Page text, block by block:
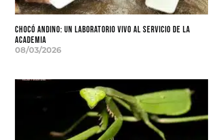
CHOCÓ ANDINO: Un laboratorio vivo al servicio de la
academia
08/03/2026